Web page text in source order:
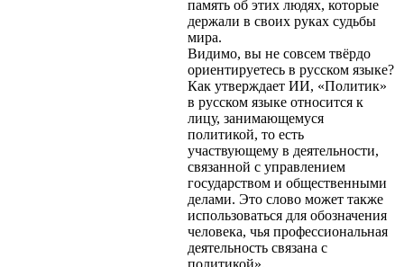
память об этих людях, которые
держали в своих руках судьбы
мира.
Видимо, вы не совсем твёрдо
ориентируетесь в русском языке?
Как утверждает ИИ, «Политик»
в русском языке относится к
лицу, занимающемуся
политикой, то есть
участвующему в деятельности,
связанной с управлением
государством и общественными
делами. Это слово может также
использоваться для обозначения
человека, чья профессиональная
деятельность связана с
политикой».